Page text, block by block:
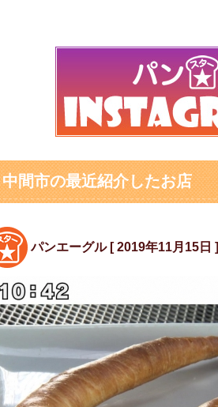
中間市の最近紹介したお店
パンエーグル [ 2019年11月15日 ]